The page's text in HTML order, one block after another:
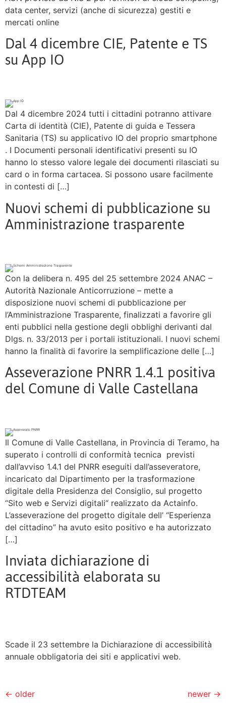
data center, servizi (anche di sicurezza) gestiti e
mercati online
Dal 4 dicembre CIE, Patente e TS
su App IO
Dal 4 dicembre 2024 tutti i cittadini potranno attivare
Carta di identità (CIE), Patente di guida e Tessera
Sanitaria (TS) su applicativo IO del proprio smartphone
. I Documenti personali identificativi presenti su IO
hanno lo stesso valore legale dei documenti rilasciati su
card o in forma cartacea. Si possono usare facilmente
in contesti di […]
Nuovi schemi di pubblicazione su
Amministrazione trasparente
Con la delibera n. 495 del 25 settembre 2024 ANAC –
Autorità Nazionale Anticorruzione – mette a
disposizione nuovi schemi di pubblicazione per
l’Amministrazione Trasparente, finalizzati a favorire gli
enti pubblici nella gestione degli obblighi derivanti dal
Dlgs. n. 33/2013 per i portali istituzionali. I nuovi schemi
hanno la finalità di favorire la semplificazione delle […]
Asseverazione PNRR 1.4.1 positiva
del Comune di Valle Castellana
Il Comune di Valle Castellana, in Provincia di Teramo, ha
superato i controlli di conformità tecnica previsti
dall’avviso 1.4.1 del PNRR eseguiti dall’asseveratore,
incaricato dal Dipartimento per la trasformazione
digitale della Presidenza del Consiglio, sul progetto
“Sito web e Servizi digitali“ realizzato da Actainfo.
L’asseverazione del progetto digitale dell’ “Esperienza
del cittadino” ha avuto esito positivo e ha autorizzato
[…]
Inviata dichiarazione di
accessibilità elaborata su
RTDTEAM
Scade il 23 settembre la Dichiarazione di accessibilità
annuale obbligatoria dei siti e applicativi web.
← older newer →